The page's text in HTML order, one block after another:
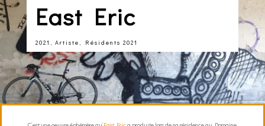
East Eric
2021 , Artiste , Résidents 2021